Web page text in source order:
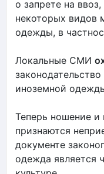
о запрете на
некоторых видов
одежды, в
Локальные СМИ
иноземной
Теперь ношение и
признаются
документе
одежда является